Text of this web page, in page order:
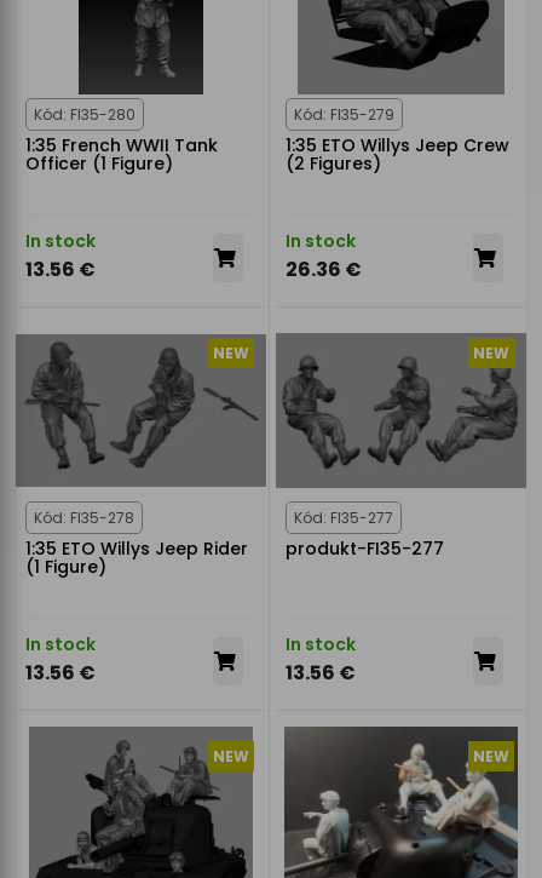
Kód: FI35-280
1:35 French WWII Tank
Officer (1 Figure)
In stock
13.56 €
Kód: FI35-279
1:35 ETO Willys Jeep Crew
(2 Figures)
In stock
26.36 €
NEW
Kód: FI35-278
1:35 ETO Willys Jeep Rider
(1 Figure)
In stock
13.56 €
NEW
Kód: FI35-277
produkt-FI35-277
In stock
13.56 €
NEW NEW